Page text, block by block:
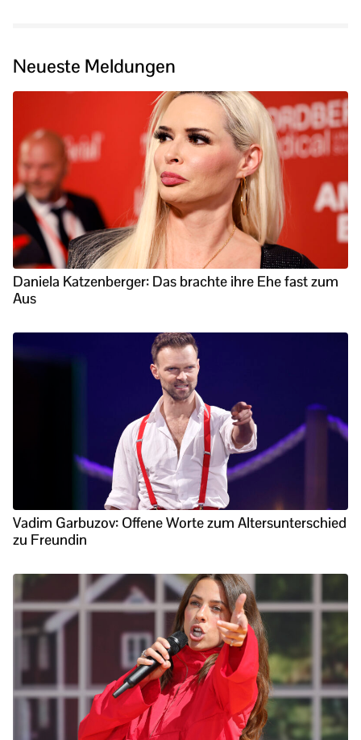
Neueste Meldungen
Daniela Katzenberger: Das brachte ihre Ehe fast zum
Aus
Vadim Garbuzov: Offene Worte zum Altersunterschied
zu Freundin